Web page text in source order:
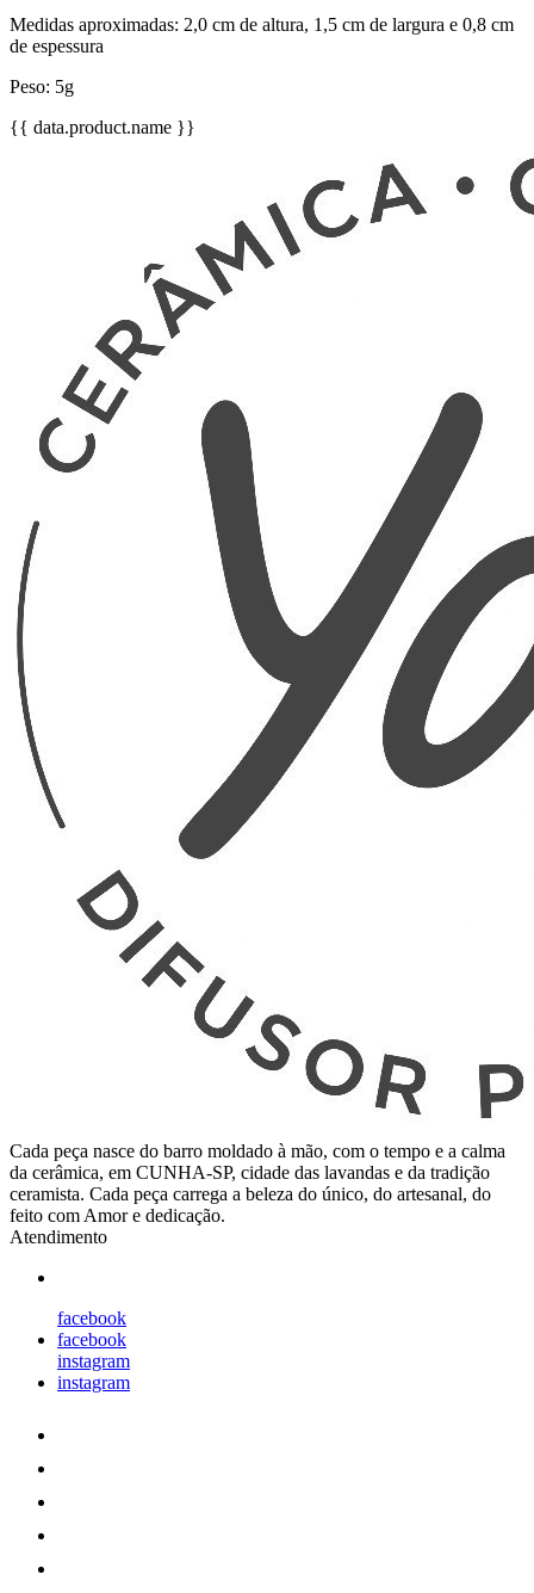
Medidas aproximadas: 2,0 cm de altura, 1,5 cm de largura e 0,8 cm
de espessura
Peso: 5g
{{ data.product.name }}
Cada peça nasce do barro moldado à mão, com o tempo e a calma
da cerâmica, em CUNHA-SP, cidade das lavandas e da tradição
ceramista. Cada peça carrega a beleza do único, do artesanal, do
feito com Amor e dedicação.
Atendimento
facebook
facebook
instagram
instagram